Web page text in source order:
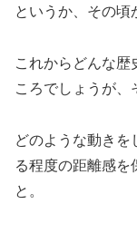
というか、その頃
これからどんな歴
ころでしょうが、
どのような動きを
る程度の距離感を
と。